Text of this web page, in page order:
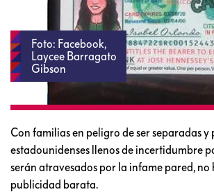
Foto: Facebook,
Laycee Barragato
Gibson
Con familias en peligro de ser separadas
estadounidenses llenos de incertidumbre
serán atravesados por la infame pared,
publicidad barata.